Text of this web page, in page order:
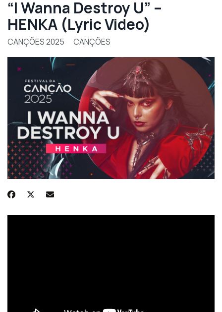
“I Wanna Destroy U” –
HENKA (Lyric Video)
CANÇÕES 2025 CANÇÕES